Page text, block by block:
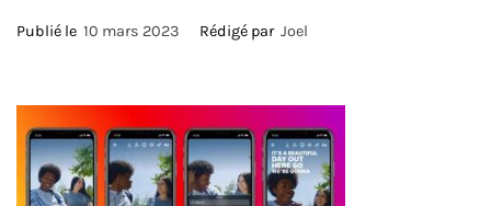
Publié le 10 mars 2023 Rédigé par Joel